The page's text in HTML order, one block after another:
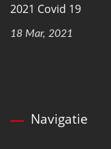
2021 Covid 19
18 Mar, 2021
Navigatie